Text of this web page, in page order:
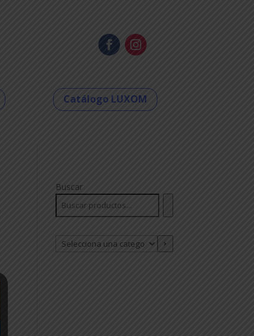
Catálogo LUXOM
Buscar
Selecciona
una